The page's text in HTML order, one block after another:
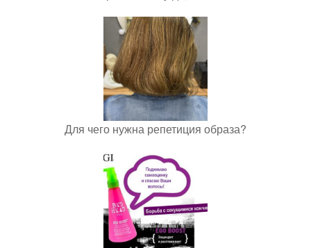
Для чего нужна репетиция образа?